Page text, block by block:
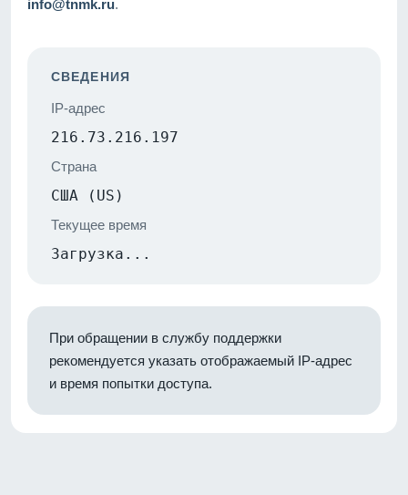
info@tnmk.ru.
СВЕДЕНИЯ
IP-адрес
216.73.216.197
Страна
США (US)
Текущее время
Загрузка...
При обращении в службу поддержки
рекомендуется указать отображаемый IP-адрес
и время попытки доступа.